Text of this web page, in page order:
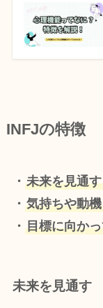
INFJの特徴
・ 未来を見通す
・ 気持ちや動
・ 目標に向か
未来を見通す